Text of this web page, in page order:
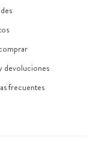
devoluciones
frecuentes